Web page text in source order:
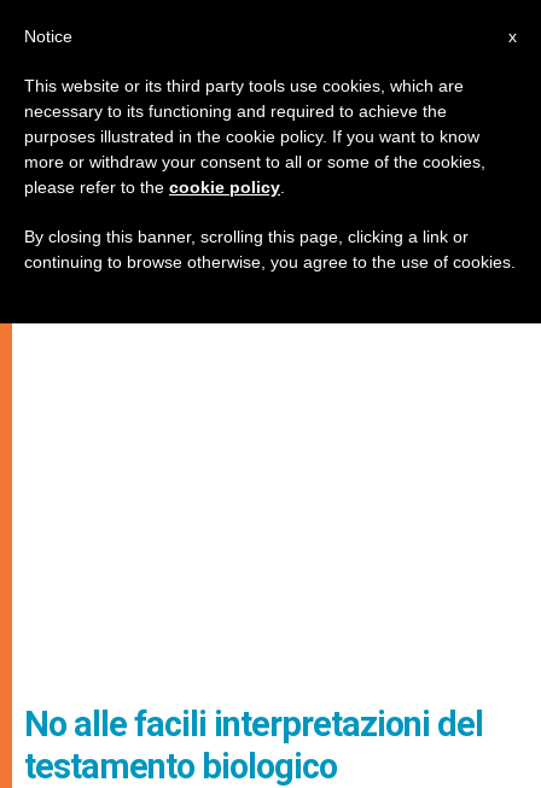
No alle facili interpretazioni del
testamento biologico
x
Notice
This website or its third party tools use cookies, which are
necessary to its functioning and required to achieve the
purposes illustrated in the cookie policy. If you want to know
more or withdraw your consent to all or some of the cookies,
please refer to the cookie policy
By closing this banner, scrolling this page, clicking a link or
continuing to browse otherwise, you agree to the use of cookies.